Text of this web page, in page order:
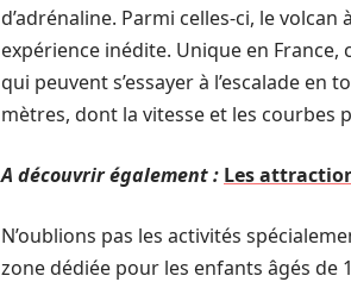
d’adrénaline. Parmi celles-ci, le
expérience inédite. Unique en
qui peuvent s’essayer à l’escalade
mètres, dont la vitesse et les courbes
A découvrir également : Les
N’oublions pas les activités
zone dédiée pour les enfants âgés de